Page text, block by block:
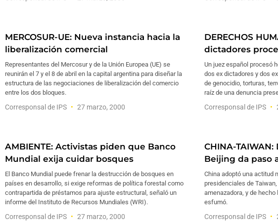
MERCOSUR-UE: Nueva instancia hacia la
liberalización comercial
Representantes del Mercosur y de la Unión Europea (UE) se
reunirán el 7 y el 8 de abril en la capital argentina para diseñar la
estructura de las negociaciones de liberalización del comercio
entre los dos bloques.
Corresponsal de IPS 27 marzo, 2000
DERECHOS
dictadores
Un juez español procesó
dos ex dictadores y dos
de genocidio, torturas,
raíz de una denuncia
Corresponsal de IPS
AMBIENTE: Activistas piden que Banco
Mundial exija cuidar bosques
El Banco Mundial puede frenar la destrucción de bosques en
países en desarrollo, si exige reformas de política forestal como
contrapartida de préstamos para ajuste estructural, señaló un
informe del Instituto de Recursos Mundiales (WRI).
Corresponsal de IPS 27 marzo, 2000
CHINA-
Beijing da paso
China adoptó una actitud
presidenciales de
amenazadora, y de
esfumó.
Corresponsal de IPS